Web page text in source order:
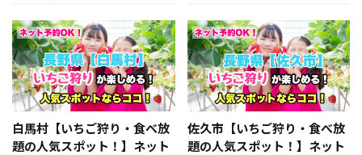
白馬村【いちご狩り・食べ放
題の人気スポット！】ネット
佐久市【いちご狩り・食べ放
題の人気スポット！】ネット